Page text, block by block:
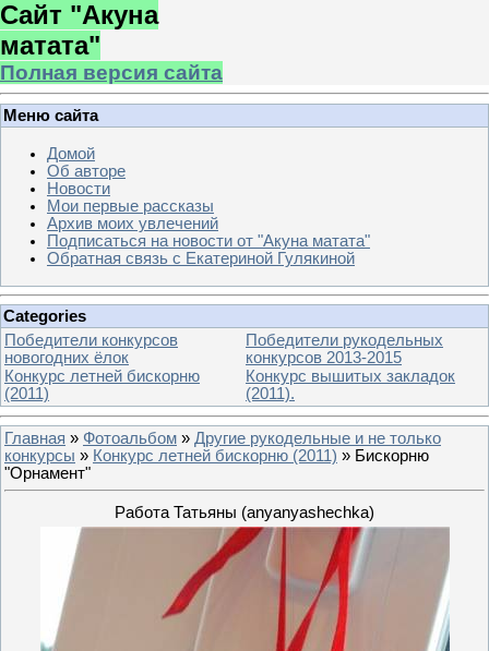
Сайт "Акуна
матата"
Полная версия сайта
Меню сайта
Домой
Об авторе
Новости
Мои первые рассказы
Архив моих увлечений
Подписаться на новости от "Акуна матата"
Обратная связь с Екатериной Гулякиной
Categories
Победители конкурсов
новогодних ёлок
Победители рукодельных
конкурсов 2013-2015
Конкурс летней бискорню
(2011)
Конкурс вышитых закладок
(2011).
Главная » Фотоальбом » Другие рукодельные и не только
конкурсы » Конкурс летней бискорню (2011) » Бискорню
"Орнамент"
Работа Татьяны (anyanyashechka)